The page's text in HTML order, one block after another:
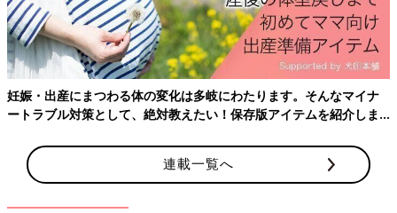
妊娠・出産にまつわる体の変化は多岐にわたります。そんなマイナ
ートラブル対策として、絶対教えたい！保存版アイテムを紹介しま
連載一覧へ